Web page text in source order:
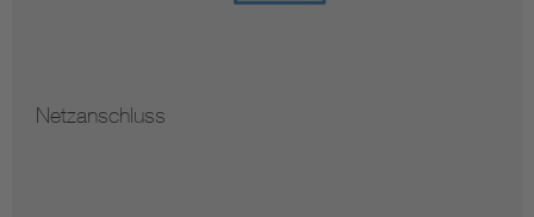
Netzanschluss